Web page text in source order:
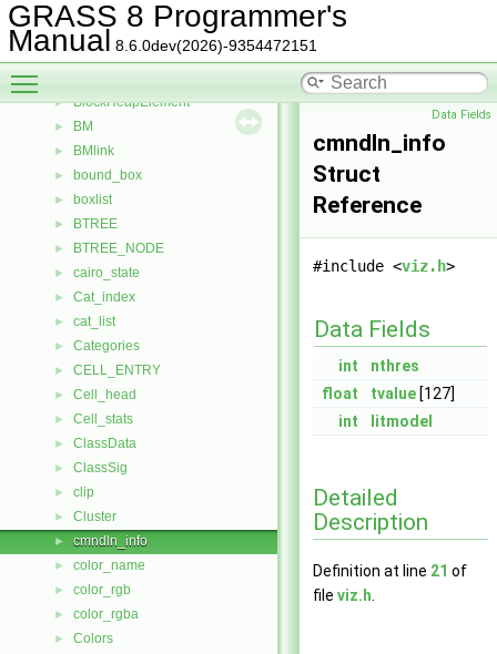
GRASS 8 Programmer's
Manual 8.6.0dev(2026)-9354472151
► avl_table
►
avl_traverser
baseCmpType
► BlockHeapElement
► BM
► BMlink
► bound_box
► boxlist
► BTREE
► BTREE_NODE
► cairo_state
► Cat_index
► cat_list
► Categories
► CELL_ENTRY
► Cell_head
► Cell_stats
► ClassData
► ClassSig
► clip
► Cluster
► cmndln_info
► color_name
► color_rgb
► color_rgba
► Colors
Data Fields
cmndln_info
Struct
Reference
#include <viz.h>
Data Fields
int
nthres
float
tvalue [127]
int
litmodel
Detailed
Description
Definition at line 21 of
file viz.h